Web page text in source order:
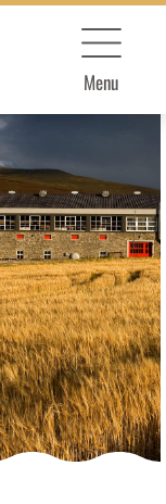
Menu